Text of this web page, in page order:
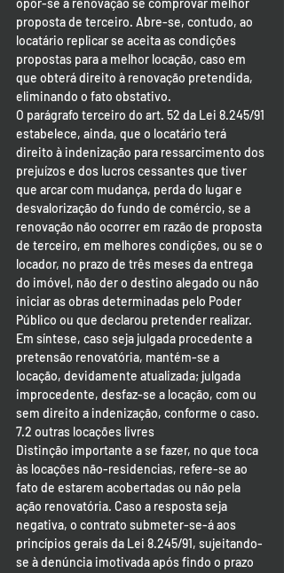
opor-se à renovação se comprovar melhor
proposta de terceiro. Abre-se, contudo, ao
locatário replicar se aceita as condições
propostas para a melhor locação, caso em
que obterá direito à renovação pretendida,
eliminando o fato obstativo.
O parágrafo terceiro do art. 52 da Lei 8.245/91
estabelece, ainda, que o locatário terá
direito à indenização para ressarcimento dos
prejuízos e dos lucros cessantes que tiver
que arcar com mudança, perda do lugar e
desvalorização do fundo de comércio, se a
renovação não ocorrer em razão de proposta
de terceiro, em melhores condições, ou se o
locador, no prazo de três meses da entrega
do imóvel, não der o destino alegado ou não
iniciar as obras determinadas pelo Poder
Público ou que declarou pretender realizar.
Em síntese, caso seja julgada procedente a
pretensão renovatória, mantém-se a
locação, devidamente atualizada; julgada
improcedente, desfaz-se a locação, com ou
sem direito a indenização, conforme o caso.
7.2 outras locações livres
Distinção importante a se fazer, no que toca
às locações não-residencias, refere-se ao
fato de estarem acobertadas ou não pela
ação renovatória. Caso a resposta seja
negativa, o contrato submeter-se-á aos
princípios gerais da Lei 8.245/91, sujeitando-
se à denúncia imotivada após findo o prazo